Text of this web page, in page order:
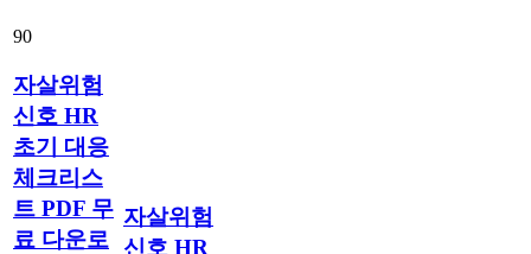
90
자살위험
신호 HR
초기 대응
체크리스
트 PDF 무
료 다운로
자살위험
신호 HR